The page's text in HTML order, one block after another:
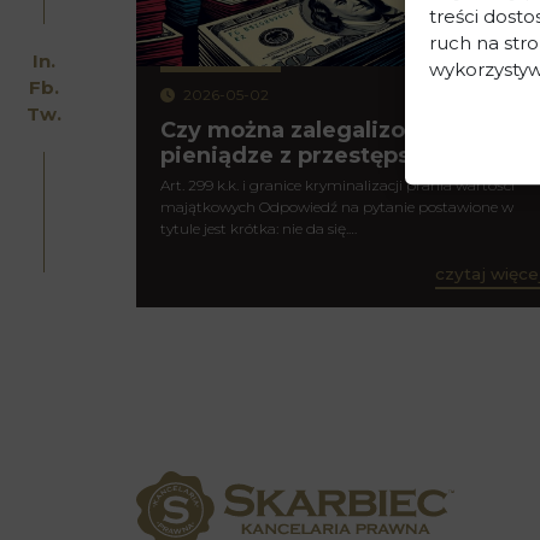
In.
Fb.
Tw.
2026-05-02
Czy można zalegalizować
pieniądze z przestępstwa?
Art. 299 k.k. i granice kryminalizacji prania wartości
majątkowych Odpowiedź na pytanie postawione w
tytule jest krótka: nie da się.…
czytaj
treści
ruch na